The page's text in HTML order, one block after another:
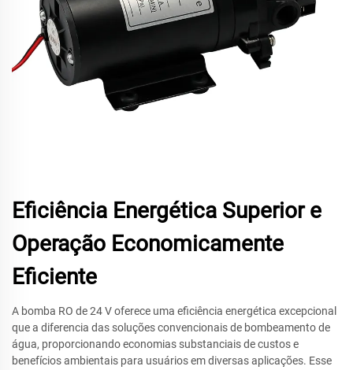
Eficiência Energética Superior e
Operação Economicamente
Eficiente
A bomba RO de 24 V oferece uma eficiência energética excepcional
que a diferencia das soluções convencionais de bombeamento de
água, proporcionando economias substanciais de custos e
benefícios ambientais para usuários em diversas aplicações. Esse